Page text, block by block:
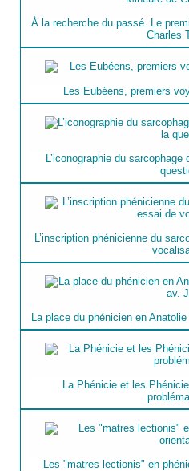
À la recherche du passé. Le
Charles
Les Eubéens, premiers
L’iconographie du
L’inscription phénicienne du
La place du phénicien en
La Phénicie et les
Les "matres lectionis" en